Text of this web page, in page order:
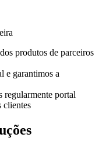
produtos de parceiros
e garantimos a
regularmente portal
clientes